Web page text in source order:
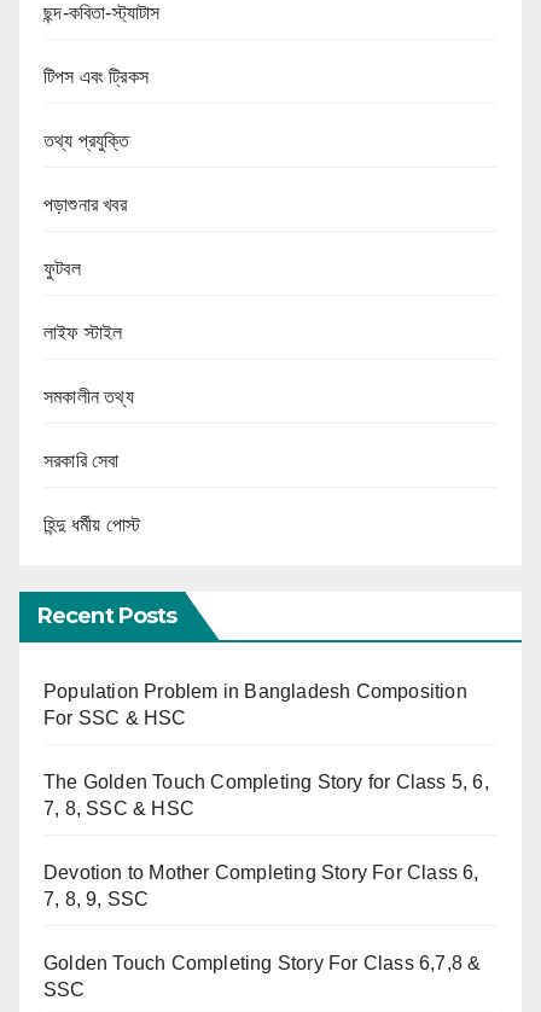
ছন্দ-কবিতা-স্ট্যাটাস
টিপস এবং ট্রিকস
তথ্য প্রযুক্তি
পড়াশুনার খবর
ফুটবল
লাইফ স্টাইল
সমকালীন তথ্য
সরকারি সেবা
হিন্দু ধর্মীয় পোস্ট
Recent Posts
Population Problem in Bangladesh Composition
For SSC & HSC
The Golden Touch Completing Story for Class 5, 6,
7, 8, SSC & HSC
Devotion to Mother Completing Story For Class 6,
7, 8, 9, SSC
Golden Touch Completing Story For Class 6,7,8 &
SSC